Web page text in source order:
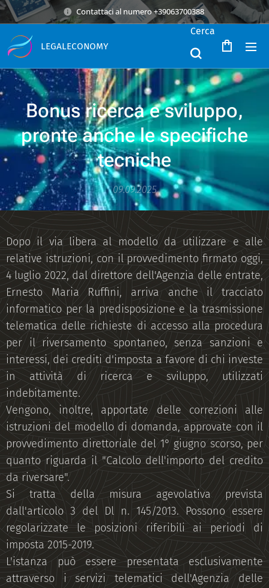
Contattaci al numero +39063700388
LEGALECONOMY
Cerca
Bonus ricerca e sviluppo,
pronte anche le specifiche
tecniche
09.09.2025
Dopo il via libera al modello da utilizzare e alle
relative istruzioni, con il provvedimento firmato oggi,
4 luglio 2022, dal direttore dell'Agenzia delle entrate,
Ernesto Maria Ruffini, arriva anche il tracciato
informatico per la predisposizione e la trasmissione
telematica delle richieste di accesso alla procedura
per il riversamento spontaneo, senza sanzioni e
interessi, dei crediti d'imposta a favore di chi investe
in attività di ricerca e sviluppo, utilizzati
indebitamente.
Vengono, inoltre, apportate delle correzioni alle
istruzioni del modello di domanda, approvate con il
provvedimento direttoriale del 1° giugno scorso, per
quanto riguarda il "Calcolo dell'importo del credito
da riversare".
Si tratta della misura agevolativa prevista
dall'articolo 3 del Dl n. 145/2013. Possono essere
regolarizzate le posizioni riferibili ai periodi di
imposta 2015-2019.
L'istanza può essere presentata esclusivamente
attraverso i servizi telematici dell'Agenzia delle